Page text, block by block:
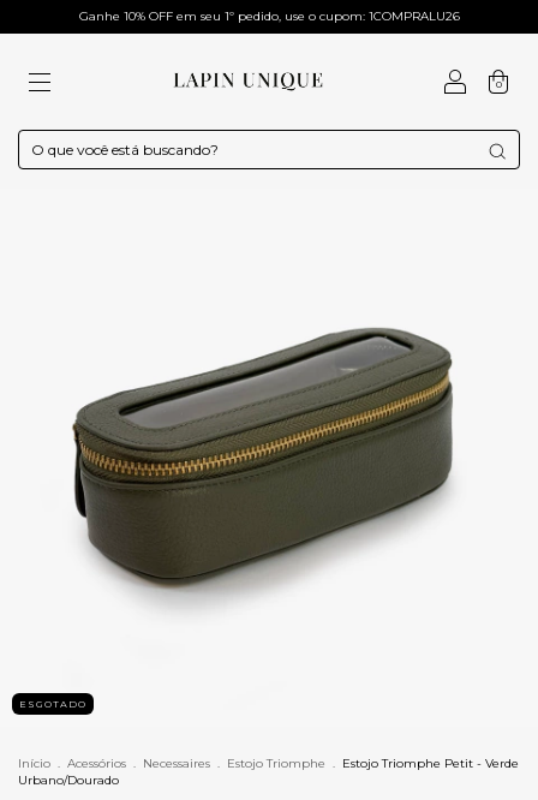
Ganhe 10% OFF em seu 1º pedido, use o cupom: 1COMPRALU26
0
ESGOTADO
Início . Acessórios . Necessaires . Estojo Triomphe . Estojo Triomphe Petit - Verde
Urbano/Dourado